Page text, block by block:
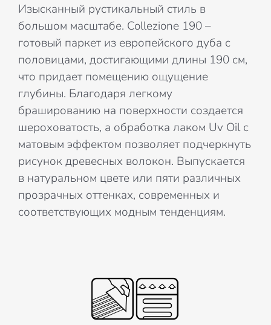
Изысканный рустикальный стиль в
большом масштабе. Collezione 190 –
готовый паркет из европейского дуба с
половицами, достигающими длины 190 см,
что придает помещению ощущение
глубины. Благодаря легкому
брашированию на поверхности создается
шероховатость, а обработка лаком Uv Oil с
матовым эффектом позволяет подчеркнуть
рисунок древесных волокон. Выпускается
в натуральном цвете или пяти различных
прозрачных оттенках, современных и
соответствующих модным тенденциям.